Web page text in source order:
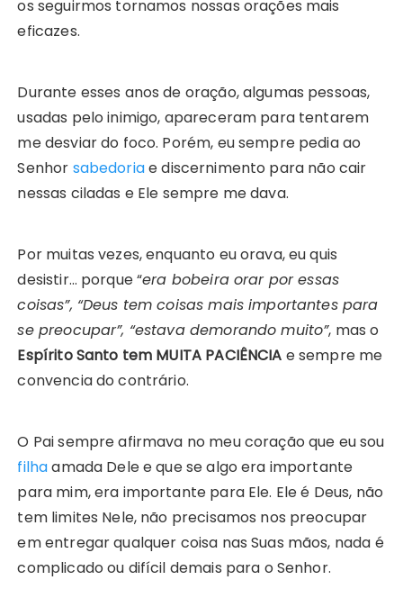
os seguirmos tornamos nossas orações mais
eficazes.
Durante esses anos de oração, algumas pessoas,
usadas pelo inimigo, apareceram para tentarem
me desviar do foco. Porém, eu sempre pedia ao
Senhor sabedoriae discernimento para não cair
nessas ciladas e Ele sempre me dava.
Por muitas vezes, enquanto eu orava, eu quis
desistir… porque “era bobeira orar por essas
coisas”, “Deus tem coisas mais importantes para
se preocupar”, “estava demorando muito”, mas o
Espírito Santo tem MUITA PACIÊNCIA e sempre me
convencia do contrário.
O Pai sempre afirmava no meu coração que eu sou
filhaamada Dele e que se algo era importante
para mim, era importante para Ele. Ele é Deus, não
tem limites Nele, não precisamos nos preocupar
em entregar qualquer coisa nas Suas mãos, nada é
complicado ou difícil demais para o Senhor.